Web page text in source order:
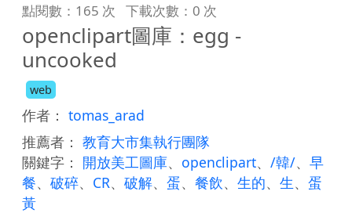
點閱數：165 次 下載次數：0 次
openclipart圖庫：egg -
uncooked
web
作者： tomas_arad
推薦者： 教育大市集執行團隊
關鍵字： 開放美工圖庫、 openclipart、 /韓/、 早
餐、 破碎、 CR、 破解、 蛋、 餐飲、 生的、 生、 蛋
黃